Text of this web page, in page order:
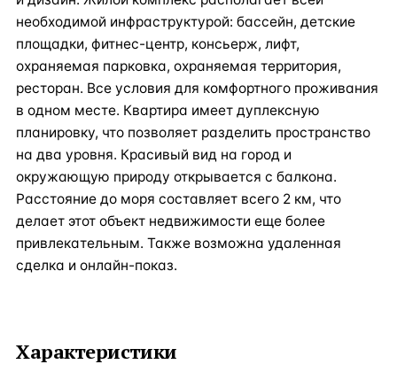
необходимой инфраструктурой: бассейн, детские
площадки, фитнес-центр, консьерж, лифт,
охраняемая парковка, охраняемая территория,
ресторан. Все условия для комфортного проживания
в одном месте. Квартира имеет дуплексную
планировку, что позволяет разделить пространство
на два уровня. Красивый вид на город и
окружающую природу открывается с балкона.
Расстояние до моря составляет всего 2 км, что
делает этот объект недвижимости еще более
привлекательным. Также возможна удаленная
сделка и онлайн-показ.
Характеристики